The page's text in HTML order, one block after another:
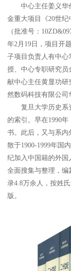
中心主任姜义华作
金重大项目《20世纪
（批准号：
年2月19日，项目开
子项目负责人有中心
授、中心专职研究员
献中心主任黄显功研
然数码科技有限公司
复旦大学历史系资
的索引。早在1990
书。此后，又与系内
散于1900-1999年国
纪加入中国籍的外国
全面搜集与整理，编
录4.8万余人，按姓
版。